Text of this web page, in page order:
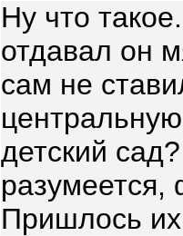
Ну что
отдавал он
сам не
детский
разумеется,
Пришлось